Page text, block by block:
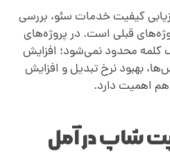
کیفیت خدمات سئو، بررسی
قبلی است. در پروژه‌های
کلمه محدود نمی‌شود؛ افزایش
بهبود نرخ تبدیل و افزایش
هم اهمیت دارد.
شاپ در آمل